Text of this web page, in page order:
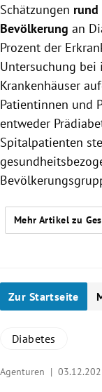
Schätzungen rund
Bevölkerung an
Prozent der
Untersuchung
Krankenhäuser
Patientinnen und
entweder
Spitalpatienten
Mehr Artikel zu
Zur Startseite
Diabetes
Agenturen |